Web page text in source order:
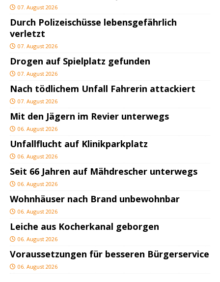
07. August 2026
Durch Polizeischüsse lebensgefährlich
verletzt
07. August 2026
Drogen auf Spielplatz gefunden
07. August 2026
Nach tödlichem Unfall Fahrerin attackiert
07. August 2026
Mit den Jägern im Revier unterwegs
06. August 2026
Unfallflucht auf Klinikparkplatz
06. August 2026
Seit 66 Jahren auf Mähdrescher unterwegs
06. August 2026
Wohnhäuser nach Brand unbewohnbar
06. August 2026
Leiche aus Kocherkanal geborgen
06. August 2026
Voraussetzungen für besseren Bürgerservice
06. August 2026